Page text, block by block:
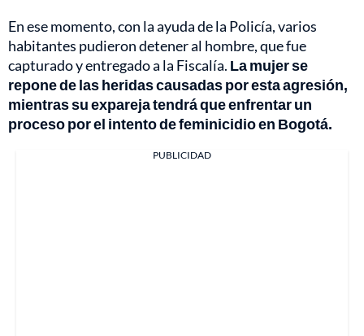
En ese momento, con la ayuda de la Policía, varios
habitantes pudieron detener al hombre, que fue
capturado y entregado a la Fiscalía. La mujer se
repone de las heridas causadas por esta agresión,
mientras su expareja tendrá que enfrentar un
proceso por el intento de feminicidio en Bogotá.
PUBLICIDAD